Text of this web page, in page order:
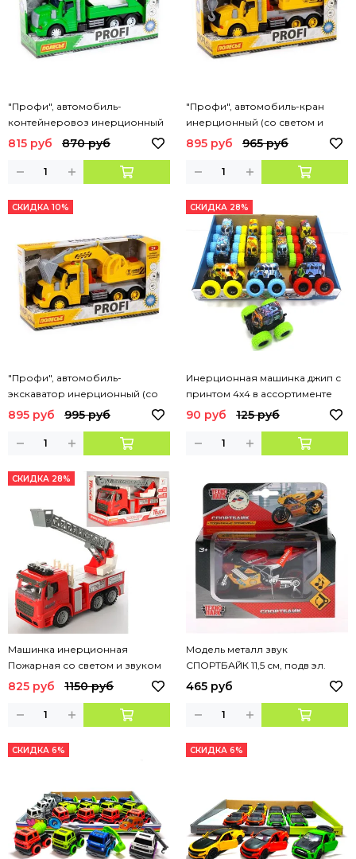
"Профи", автомобиль-
контейнеровоз инерционный
(со светом и звуком) (зелёный)
815 руб 870 руб
"Профи", автомобиль-кран
инерционный (со светом и
звуком) (жёлтый) (в коробке)
895 руб 965 руб
СКИДКА 10%
"Профи", автомобиль-
экскаватор инерционный (со
светом и звуком) (жёлтый) (в
895 руб 995 руб
СКИДКА 28%
Инерционная машинка джип с
принтом 4х4 в ассортименте
90 руб 125 руб
СКИДКА 28%
Машинка инерционная
Пожарная со светом и звуком
825 руб 1150 руб
Модель металл звук
СПОРТБАЙК 11,5 см, подв эл.
кор. Технопарк
465 руб
СКИДКА 6% СКИДКА 6%